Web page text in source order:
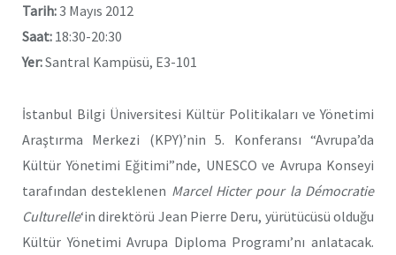
Tarih:3 Mayıs 2012
Saat: 18:30-20:30
Yer:Santral Kampüsü, E3-101
İstanbul Bilgi Üniversitesi Kültür Politikaları ve Yönetimi
Araştırma Merkezi (KPY)’nin 5. Konferansı “Avrupa’da
Kültür Yönetimi Eğitimi”nde, UNESCO ve Avrupa Konseyi
tarafından desteklenen Marcel Hicter pour la Démocratie
Culturelle‘in direktörü Jean Pierre Deru, yürütücüsü olduğu
Kültür Yönetimi Avrupa Diploma Programı’nı anlatacak.